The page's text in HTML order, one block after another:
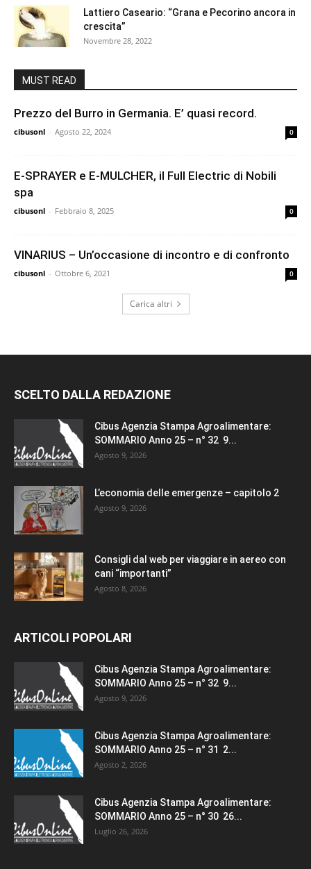
Lattiero Caseario: “Grana e Pecorino ancora in
crescita”
Novembre 28, 2022
MUST READ
Prezzo del Burro in Germania. E’ quasi record.
cibusonl - Agosto 22, 2024 0
E-SPRAYER e E-MULCHER, il Full Electric di Nobili
spa
cibusonl - Febbraio 8, 2025 0
VINARIUS – Un’occasione di incontro e di confronto
cibusonl - Ottobre 6, 2021 0
Carica altri
SCELTO DALLA REDAZIONE
Cibus Agenzia Stampa Agroalimentare:
SOMMARIO Anno 25 – n° 32 9...
Agosto 9, 2026
L’economia delle emergenze – capitolo 2
Agosto 9, 2026
Consigli dal web per viaggiare in aereo con
cani “importanti”
Agosto 8, 2026
ARTICOLI POPOLARI
Cibus Agenzia Stampa Agroalimentare:
SOMMARIO Anno 25 – n° 32 9...
Agosto 9, 2026
Cibus Agenzia Stampa Agroalimentare:
SOMMARIO Anno 25 – n° 31 2...
Agosto 2, 2026
Cibus Agenzia Stampa Agroalimentare:
SOMMARIO Anno 25 – n° 30 26...
Luglio 26, 2026